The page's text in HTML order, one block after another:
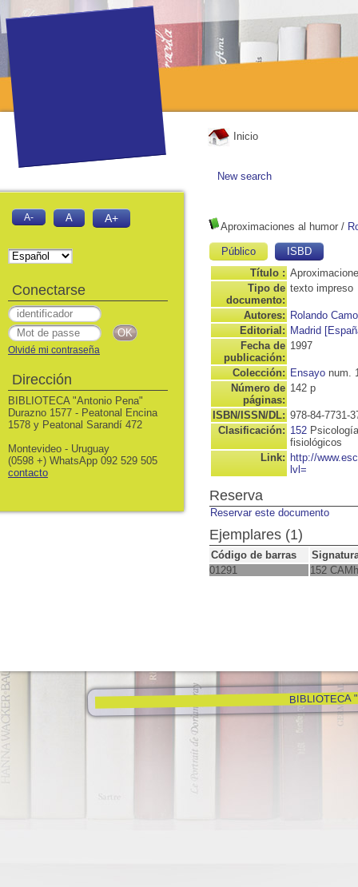
Inicio
New search
Aproximaciones al humor /
Público
ISBD
Título :
Tipo de
documento:
texto impreso
Autores: Rolando
Editorial: Madrid
Fecha de
publicación:
1997
Colección: Ensayo num.
Número de
páginas:
142 p
ISBN/ISSN/DL: 978-84-7731-
Clasificación: 152
fisiológicos
Link: http://
lvl=
Reserva
Reservar este documento
Ejemplares (1)
Código de barras
01291
152 CAMh
BIBLIOTECA
A- A A+
Conectarse
Olvidé mi contraseña
Dirección
BIBLIOTECA "Antonio Pena"
Durazno 1577 - Peatonal Encina
1578 y Peatonal Sarandí 472
Montevideo - Uruguay
(0598 +) WhatsApp 092 529 505
contacto